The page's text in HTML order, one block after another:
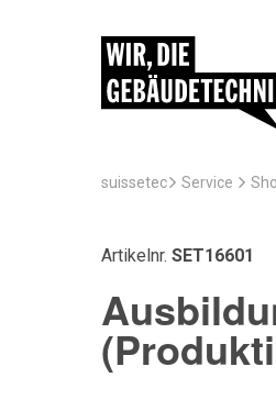
suissetec Service
Artikelnr. SET16601